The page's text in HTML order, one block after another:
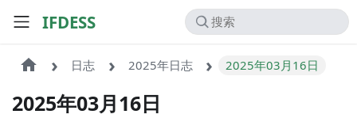
IFDESS
日志 2025年日志 2025年03月16日
2025年03月16日